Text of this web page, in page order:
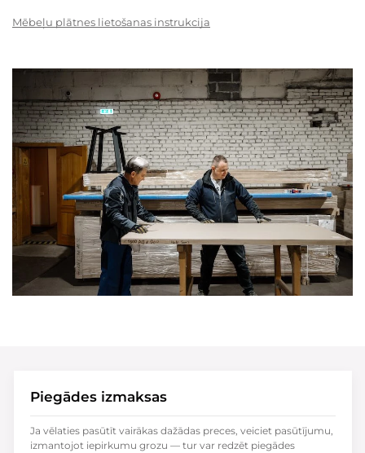
Mēbeļu plātnes lietošanas instrukcija
Piegādes izmaksas
Ja vēlaties pasūtīt vairākas dažādas preces, veiciet pasūtījumu,
izmantojot iepirkumu grozu — tur var redzēt piegādes